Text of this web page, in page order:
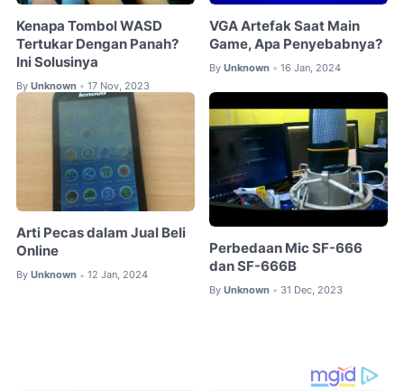
Kenapa Tombol WASD
Tertukar Dengan Panah?
Ini Solusinya
By Unknown • 17 Nov, 2023
VGA Artefak Saat Main
Game, Apa Penyebabnya?
By Unknown • 16 Jan, 2024
Arti Pecas dalam Jual Beli
Online
By Unknown • 12 Jan, 2024
Perbedaan Mic SF-666
dan SF-666B
By Unknown • 31 Dec, 2023